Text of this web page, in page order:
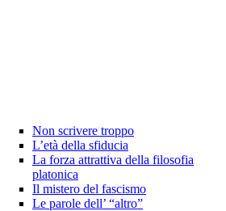
Non scrivere troppo
L’età della sfiducia
La forza attrattiva della filosofia
platonica
Il mistero del fascismo
Le parole dell’ “altro”